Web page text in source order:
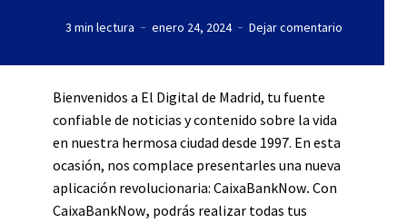
3 min lectura enero 24, 2024 Dejar comentario
Bienvenidos a El Digital de Madrid, tu fuente
confiable de noticias y contenido sobre la vida
en nuestra hermosa ciudad desde 1997. En esta
ocasión, nos complace presentarles una nueva
aplicación revolucionaria: CaixaBankNow. Con
CaixaBankNow, podrás realizar todas tus